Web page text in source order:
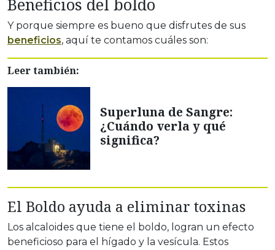
Beneficios del boldo
Y porque siempre es bueno que disfrutes de sus
beneficios, aquí te contamos cuáles son:
Leer también:
Superluna de Sangre:
¿Cuándo verla y qué
significa?
El Boldo ayuda a eliminar toxinas
Los alcaloides que tiene el boldo, logran un efecto
beneficioso para el hígado y la vesícula. Estos